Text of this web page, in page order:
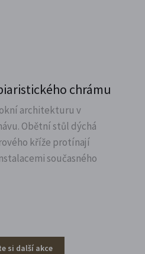
chrámu
architekturu v
Obětní stůl dýchá
kříže protínají
současného
si další akce